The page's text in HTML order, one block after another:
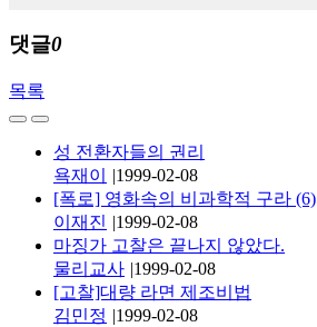
댓글0
목록
성 전환자들의 권리
욕재이
|1999-02-08
[폭로] 영화속의 비과학적 구라 (6)
이재진 |1999-02-08
마징가 고찰은 끝나지 않았다.
물리교사 |1999-02-08
[고찰]대량 라면 제조비법
김민정 |1999-02-08